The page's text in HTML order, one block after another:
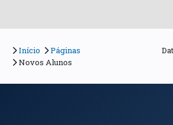
Início
Páginas
Novos Alunos